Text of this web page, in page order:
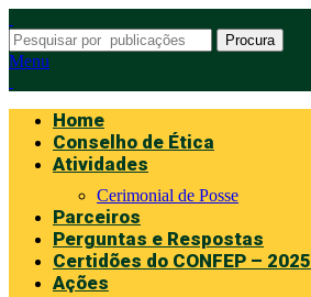
Procura
Menu
Home
Conselho de Ética
Atividades
Cerimonial de Posse
Parceiros
Perguntas e Respostas
Certidões do CONFEP – 2025
Ações